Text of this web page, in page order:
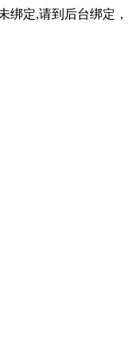
绑定,请到后台绑定